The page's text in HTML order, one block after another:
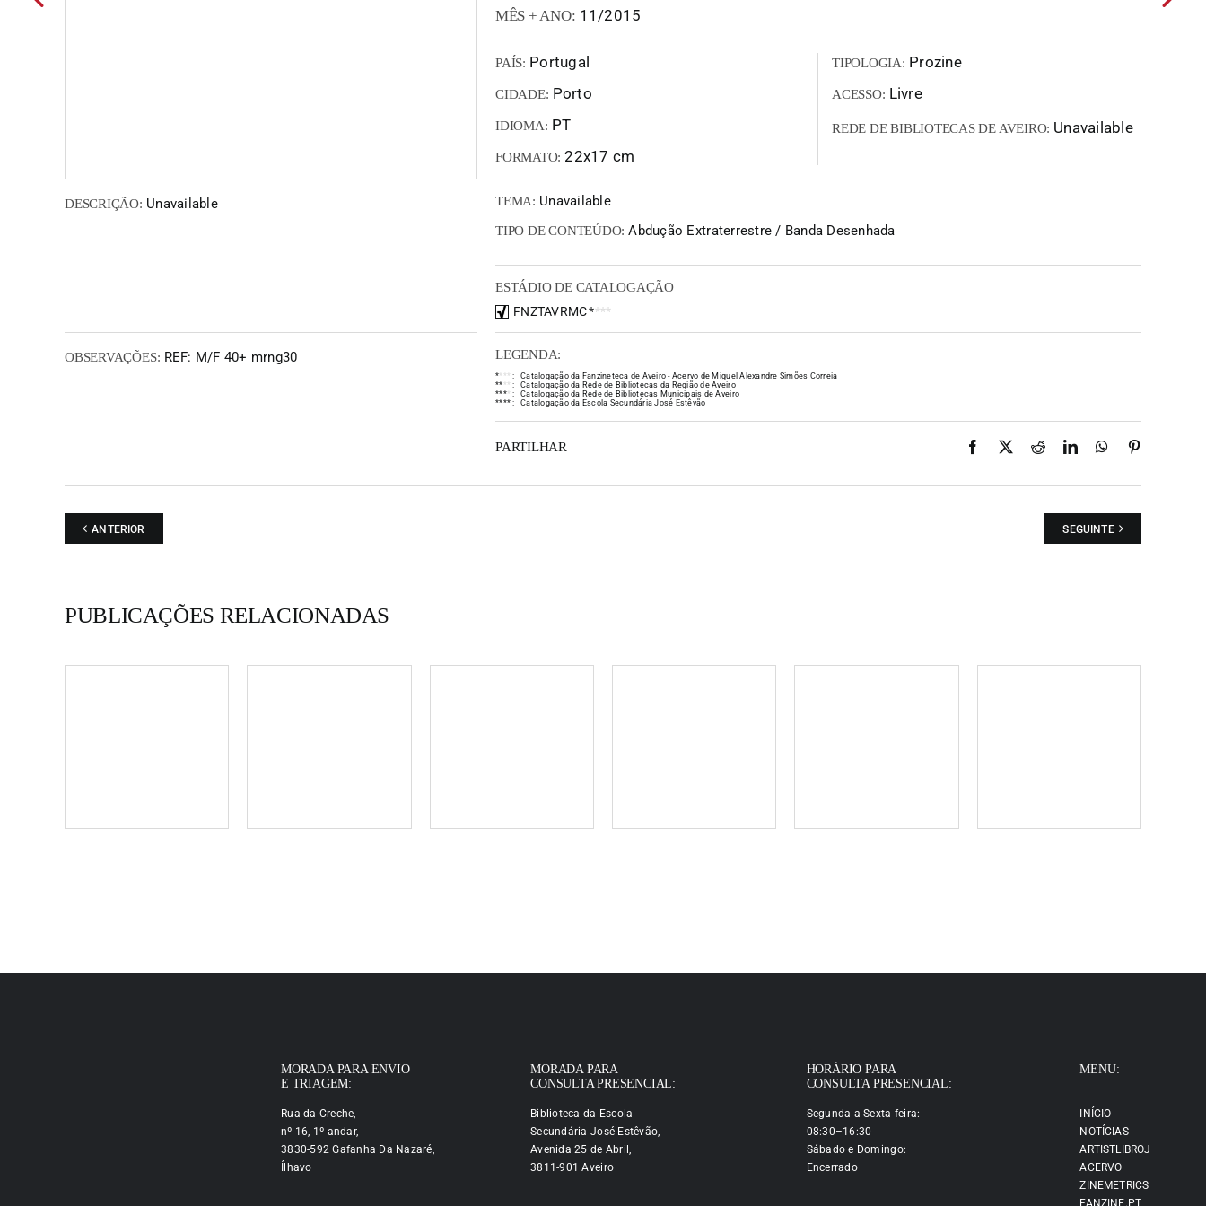
MÊS + ANO: 11/2015
PAÍS: Portugal
CIDADE: Porto
IDIOMA: PT
FORMATO: 22x17 cm
TIPOLOGIA: Prozine
ACESSO: Livre
REDE DE BIBLIOTECAS DE AVEIRO: Unavailable
DESCRIÇÃO: Unavailable TEMA: Unavailable
TIPO DE CONTEÚDO: Abdução Extraterrestre / Banda Desenhada
ESTÁDIO DE CATALOGAÇÃO
FNZTAVRMC****
OBSERVAÇÕES: REF: M/F 40+ mrng30 LEGENDA:
** * * :
Catalogação da Fanzineteca de Aveiro - Acervo de Miguel Alexandre Simões Correia
** * * :
Catalogação da Rede de Bibliotecas da Região de Aveiro
**** :
Catalogação da Rede de Bibliotecas Municipais de Aveiro
**** : Catalogação da Escola Secundária José Estêvão
PARTILHAR Facebook
X RedditLinkedInWhatsApp
ANTERIOR SEGUINTE
PUBLICAÇÕES RELACIONADAS
MORADA PARA ENVIO
E TRIAGEM:
Rua da Creche,
nº 16, 1º andar,
3830-592 Gafanha Da Nazaré,
Ílhavo
MORADA PARA
CONSULTA PRESENCIAL:
Biblioteca da Escola
Secundária José Estêvão,
Avenida 25 de Abril,
3811-901 Aveiro
HORÁRIO PARA
CONSULTA PRESENCIAL:
Segunda a Sexta-feira:
08:30–16:30
Sábado e Domingo:
Encerrado
MENU:
INÍCIO
NOTÍCIAS
ARTISTLIBROJ
ACERVO
ZINEMETRICS